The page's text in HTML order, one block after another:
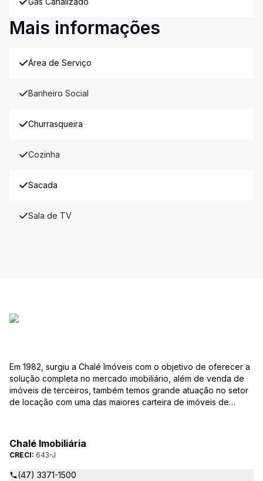
Mais informações
Área de Serviço
Banheiro Social
Churrasqueira
Cozinha
Sacada
Sala de TV
Em 1982, surgiu a Chalé Imóveis com o objetivo de oferecer a
solução completa no mercado imobiliário, além de venda de
imóveis de terceiros, também temos grande atuação no setor
de locação com uma das maiores carteira de imóveis de
Arte Imóveis. E também reavaliamos a nossa Missão, Visão e
Valores.
Chalé Imobiliária
CRECI: 643-J
(47) 3371-1500